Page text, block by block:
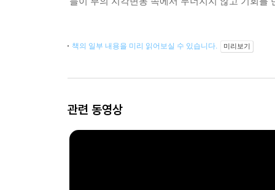
책의 일부 내용을 미리 읽어보실 수 있습니다. 미리보기
관련 동영상